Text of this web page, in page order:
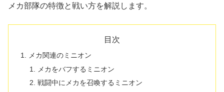
メカ部隊の特徴と戦い方を解説します。
目次
メカ関連のミニオン
メカをバフするミニオン
戦闘中にメカを召喚するミニオン